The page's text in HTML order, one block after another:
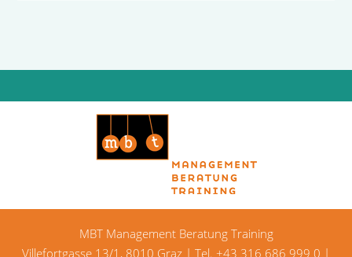
MBT Management Beratung Training
Villefortgasse 13/1, 8010 Graz | Tel. +43 316 686 999 0 |